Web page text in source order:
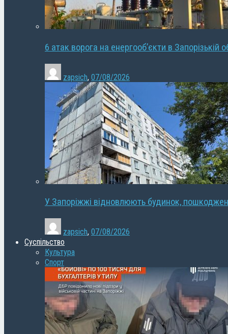
6 атак ворога на енергооб’єкти в Запорізькій
zapsich, 07/08/2026
У Запоріжжі відновлюють будинок,
zapsich, 07/08/2026
Суспільство
Культура
Спорт